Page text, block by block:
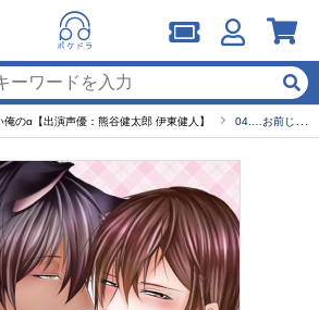
俺のα【出演声優：熊谷健太郎 伊東健人】 04.…お前じゃ…ない